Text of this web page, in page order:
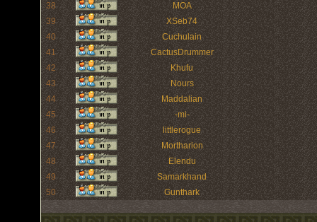
38
MOA
39
XSeb74
40
Cuchulain
41
CactusDrummer
42
Khufu
43
Nours
44
Maddalian
45
-mi-
46
littlerogue
47
Mortharion
48
Elendu
49
Samarkhand
50
Gunthark